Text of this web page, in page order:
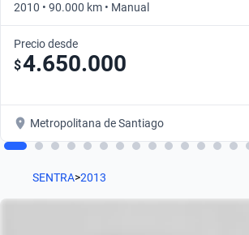
2010 • 90.000 km • Manual
Precio desde
$4.650.000
Metropolitana de Santiago
SENTRA>2013